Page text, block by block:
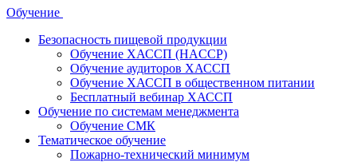
Обучение
Безопасность пищевой продукции
Обучение ХАССП (HACCP)
Обучение аудиторов ХАССП
Обучение ХАССП в общественном питании
Бесплатный вебинар ХАССП
Обучение по системам менеджмента
Обучение СМК
Тематическое обучение
Пожарно-технический минимум